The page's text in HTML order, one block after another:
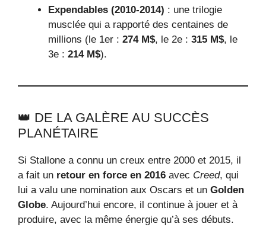
Expendables (2010-2014) : une trilogie
musclée qui a rapporté des centaines de
millions (le 1er : 274 M$, le 2e : 315 M$, le
3e : 214 M$).
👑 DE LA GALÈRE AU SUCCÈS
PLANÉTAIRE
Si Stallone a connu un creux entre 2000 et 2015, il
a fait un retour en force en 2016 avec Creed, qui
lui a valu une nomination aux Oscars et un Golden
Globe. Aujourd’hui encore, il continue à jouer et à
produire, avec la même énergie qu’à ses débuts.